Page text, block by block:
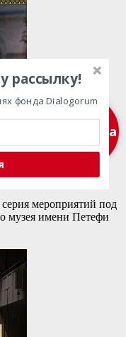
музея имени
мероприятий под
музея имени Петефи
Подписка
рассылку!
фонда Dialogorum